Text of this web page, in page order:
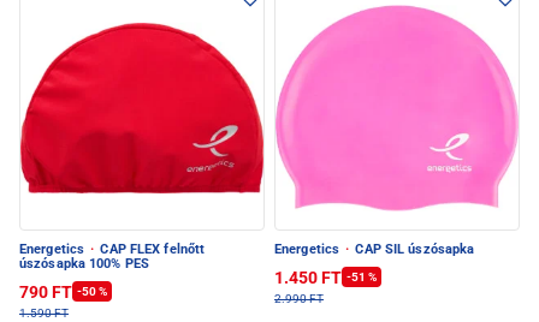
Energetics · CAP FLEX felnőtt
úszósapka 100% PES
790 FT -50 %
1.590 FT
Energetics · CAP SIL úszósapka
1.450 FT -51 %
2.990 FT